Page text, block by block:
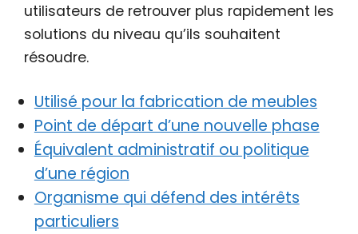
utilisateurs de retrouver plus rapidement les
solutions du niveau qu’ils souhaitent
résoudre.
Utilisé pour la fabrication de meubles
Point de départ d’une nouvelle phase
Équivalent administratif ou politique
d’une région
Organisme qui défend des intérêts
particuliers